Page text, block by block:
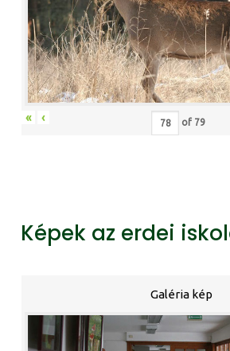
« ‹ of 79
Képek az erdei
Galéria kép